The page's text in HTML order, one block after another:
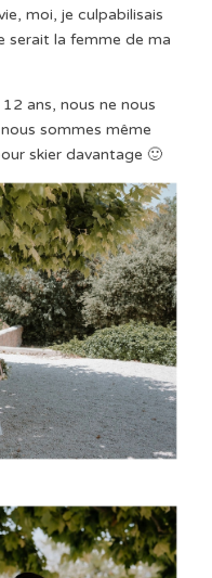
moi, je culpabilisais
serait la femme de ma
ans, nous ne nous
sommes même
skier davantage 🙂